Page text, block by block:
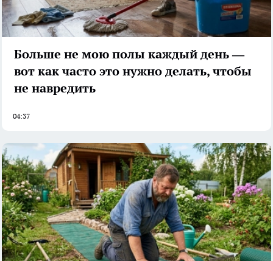
Больше не мою полы каждый день —
вот как часто это нужно делать, чтобы
не навредить
04:37